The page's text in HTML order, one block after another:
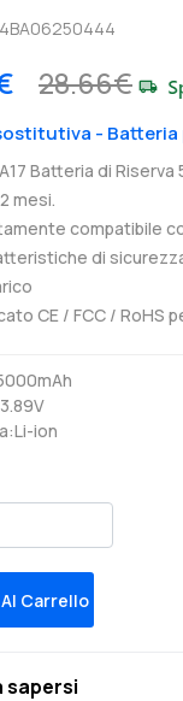
28.66€
- Batteria
Batteria di
mesi.
compatibile
di
CE / FCC / RoHS
ion
Aggiungi Al Carrello
sapersi